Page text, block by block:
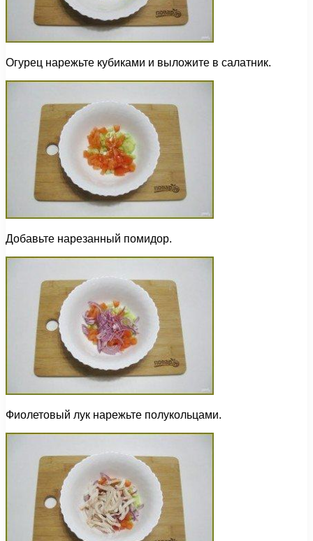
Огурец нарежьте кубиками и выложите в салатник.
Добавьте нарезанный помидор.
Фиолетовый лук нарежьте полукольцами.